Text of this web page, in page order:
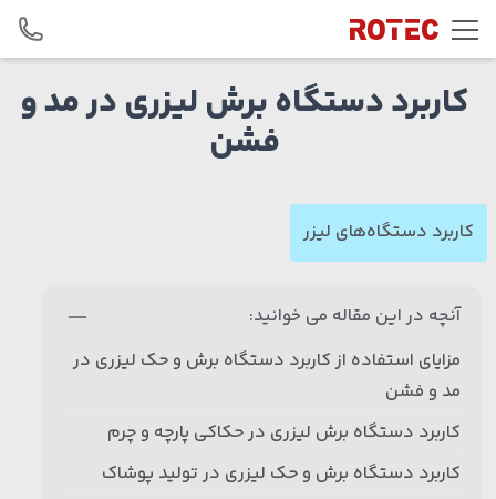
Skip to content
کاربرد دستگاه‌ برش لیزری در مد و
فشن
کاربرد دستگاه‌های لیزر
آنچه در این مقاله می خوانید:
مزایای استفاده از کاربرد دستگاه برش و حک لیزری در
مد و فشن
کاربرد دستگاه برش لیزری در حکاکی پارچه و چرم
کاربرد دستگاه برش و حک لیزری در تولید پوشاک